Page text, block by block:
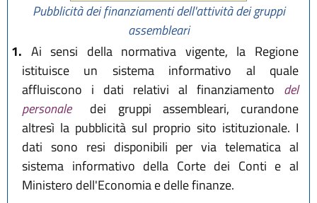
Pubblicità dei finanziamenti dell'attività dei gruppi
assembleari
1. Ai sensi della normativa vigente, la Regione
istituisce un sistema informativo al quale
affluiscono i dati relativi al finanziamento del
personale
dei gruppi assembleari, curandone
altresì la pubblicità sul proprio sito istituzionale. I
dati sono resi disponibili per via telematica al
sistema informativo della Corte dei Conti e al
Ministero dell'Economia e delle finanze.